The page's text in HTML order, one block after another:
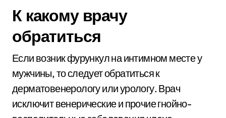
К какому врачу
обратиться
Если возник фурункул на интимном месте у
мужчины, то следует обратиться к
дерматовенерологу или урологу. Врач
исключит венерические и прочие гнойно-